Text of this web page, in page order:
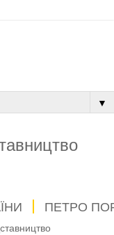
▼
ПЕТРО